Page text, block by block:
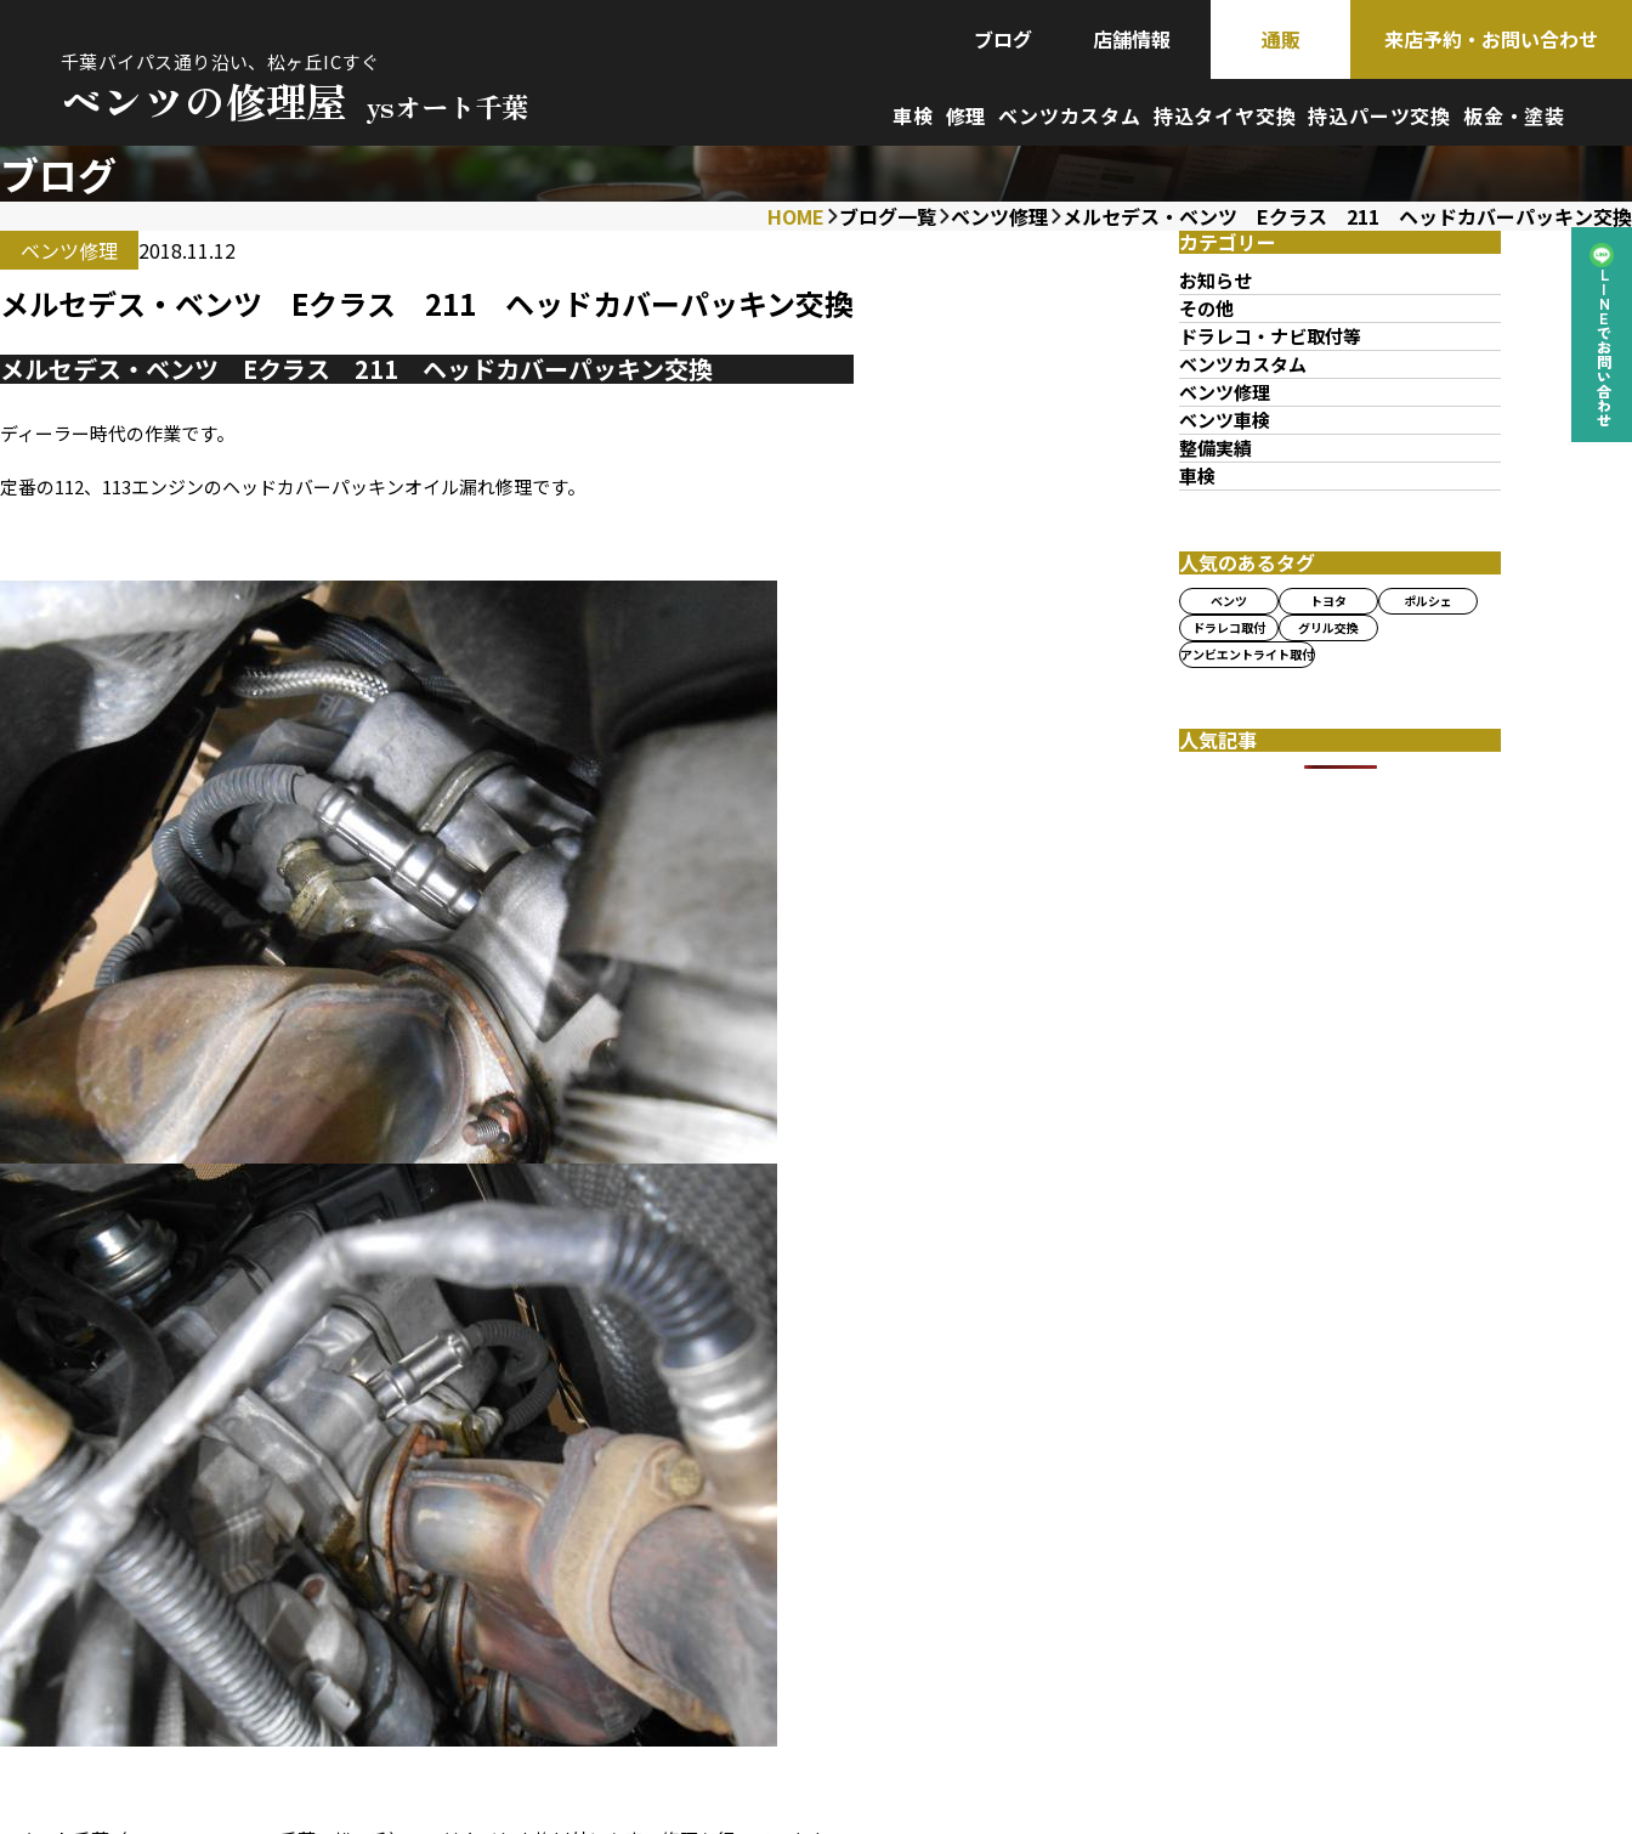
千葉バイパス通り沿い、松ヶ丘ICすぐ
ベンツの修理屋 ysオート千葉
ブログ 店舗情報 通販 来店予約・お問い合わせ
車検 修理 ベンツカスタム 持込タイヤ交換 持込パーツ交換 板金・塗装
LINEでお問い合わせ
ブログ
HOME ブログ一覧 ベンツ修理 メルセデス・ベンツ Eクラス 211 ヘッドカバーパッキン交換
ベンツ修理
2018.11.12
メルセデス・ベンツ Eクラス 211 ヘッドカバーパッキン交換
メルセデス・ベンツ Eクラス 211 ヘッドカバーパッキン交換
ディーラー時代の作業です。
定番の112、113エンジンのヘッドカバーパッキンオイル漏れ修理です。
カテゴリー
お知らせ
その他
ドラレコ・ナビ取付等
ベンツカスタム
ベンツ修理
ベンツ車検
整備実績
車検
人気のあるタグ
ベンツ トヨタ
ポルシェ
ドラレコ取付
グリル交換
アンビエントライト取付
人気記事